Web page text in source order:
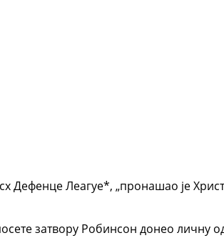
Леагуе*, „пронашао је
затвору Робинсон донео личну